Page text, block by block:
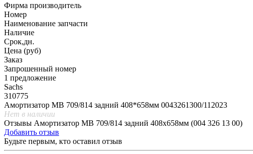
Фирма производитель
Номер
Наименование запчасти
Наличие
Срок,дн.
Цена (руб)
Заказ
Запрошенный номер
1 предложение
Sachs
310775
Амортизатор МВ 709/814 задний 408*658мм 0043261300/112023
Нет в наличии
Отзывы Амортизатор МВ 709/814 задний 408x658мм (004 326 13 00)
Добавить отзыв
Будьте первым, кто оставил отзыв